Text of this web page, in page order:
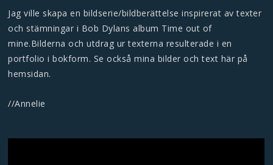
Jag ville skapa en bildserie/bildberättelse inspirerat av texter
och stämningar i Bob Dylans album Time out of
mine.Bilderna och utdrag ur texterna resulterade i en
portfolio i bokform. Se också mina bilder och text här på
hemsidan.
//Annelie